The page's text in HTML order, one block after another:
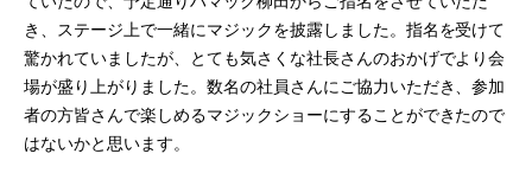
き、ステージ上で一緒にマジックを披露しました。指名を受けて
驚かれていましたが、とても気さくな社長さんのおかげでより会
場が盛り上がりました。数名の社員さんにご協力いただき、参加
者の方皆さんで楽しめるマジックショーにすることができたので
はないかと思います。